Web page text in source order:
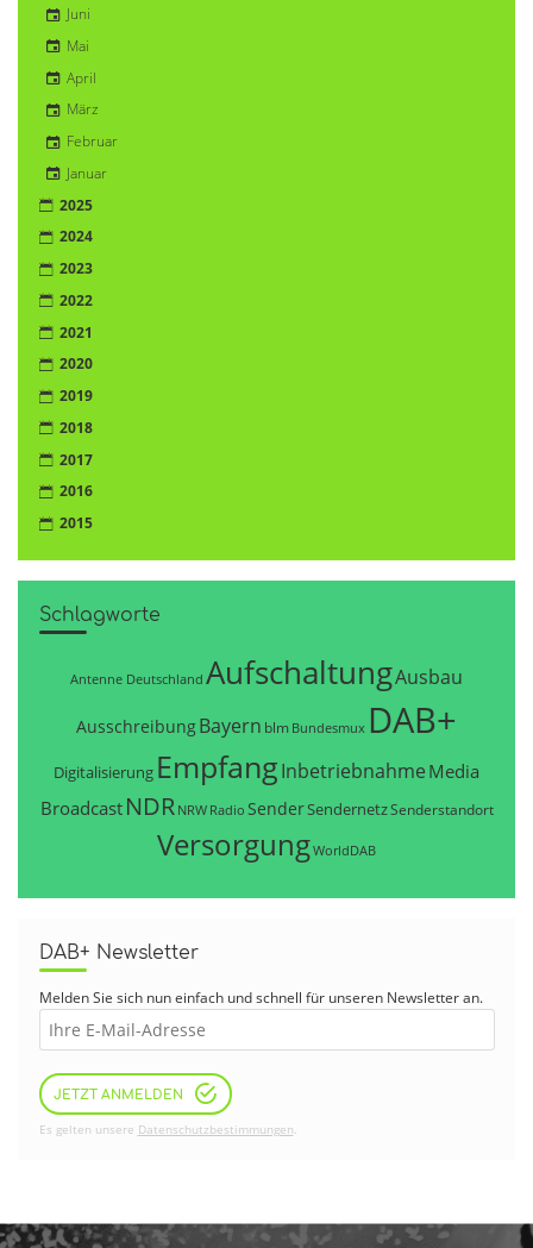
Juni
Mai
April
März
Februar
Januar
2025
2024
2023
2022
2021
2020
2019
2018
2017
2016
2015
Schlagworte
Antenne Deutschland AufschaltungAusbau
AusschreibungBayern blm Bundesmux DAB+
Digitalisierung EmpfangInbetriebnahme Media
Broadcast NDR NRW Radio SenderSendernetzSenderstandort
VersorgungWorldDAB
DAB+ Newsletter
Melden Sie sich nun einfach und schnell für unseren Newsletter an.
JETZT ANMELDEN
Es gelten unsere Datenschutzbestimmungen.